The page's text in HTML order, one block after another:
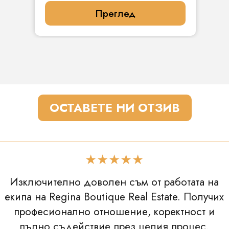
Преглед
ОСТАВЕТЕ НИ ОТЗИВ
★★★★★
Изключително доволен съм от работата на
екипа на Regina Boutique Real Estate. Получих
професионално отношение, коректност и